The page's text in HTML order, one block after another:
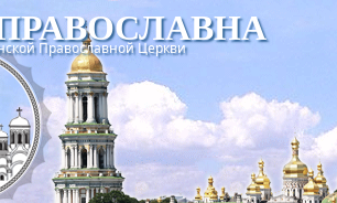
Православной Церкви